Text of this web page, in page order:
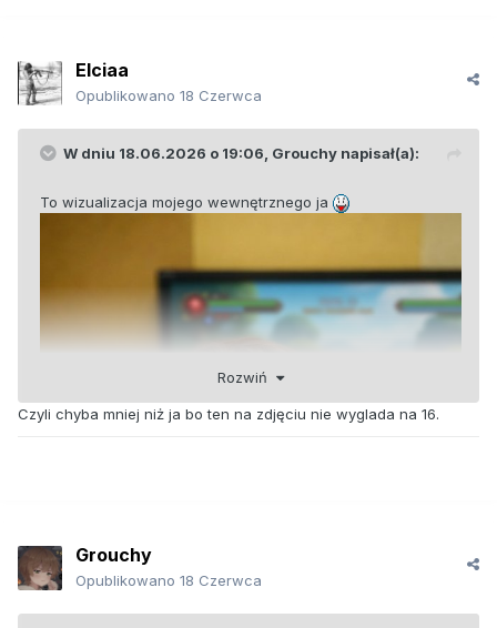
Elciaa
Opublikowano 18 Czerwca
W dniu 18.06.2026 o 19:06, Grouchy napisał(a):
To wizualizacja mojego wewnętrznego ja
Rozwiń
Czyli chyba mniej niż ja bo ten na zdjęciu nie wyglada na 16.
Grouchy
Opublikowano 18 Czerwca